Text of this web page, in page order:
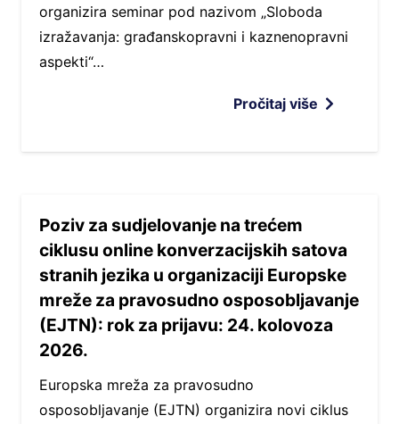
organizira seminar pod nazivom „Sloboda
izražavanja: građanskopravni i kaznenopravni
aspekti“…
Pročitaj više
Poziv za sudjelovanje na trećem
ciklusu online konverzacijskih satova
stranih jezika u organizaciji Europske
mreže za pravosudno osposobljavanje
(EJTN): rok za prijavu: 24. kolovoza
2026.
Europska mreža za pravosudno
osposobljavanje (EJTN) organizira novi ciklus